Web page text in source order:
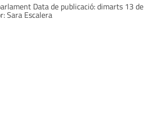
Data de publicació: dimarts 13 de
Sara Escalera